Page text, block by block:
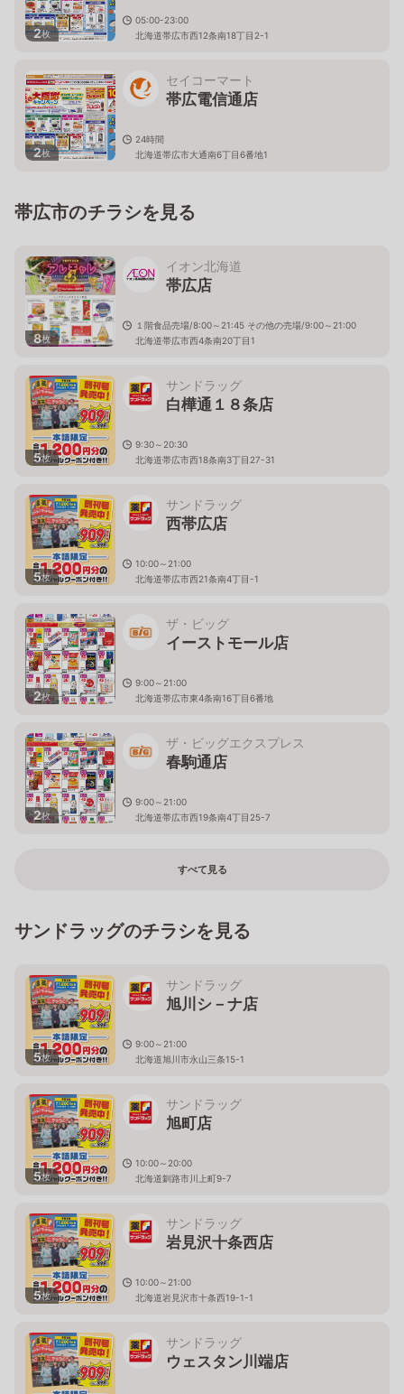
2枚
05:00-23:00
北海道帯広市西12条南18丁目2-1
2枚
セイコーマート
帯広電信通店
24時間
北海道帯広市大通南6丁目6番地1
帯広市のチラシを見る
8枚
イオン北海道
帯広店
１階食品売場/8:00～21:45 その他の売場/9:00～21:00
北海道帯広市西4条南20丁目1
5枚
サンドラッグ
白樺通１８条店
9:30～20:30
北海道帯広市西18条南3丁目27-31
5枚
サンドラッグ
西帯広店
10:00～21:00
北海道帯広市西21条南4丁目-1
2枚
ザ・ビッグ
イーストモール店
9:00～21:00
北海道帯広市東4条南16丁目6番地
2枚
ザ・ビッグエクスプレス
春駒通店
9:00～21:00
北海道帯広市西19条南4丁目25-7
すべて見る
サンドラッグのチラシを見る
5枚
サンドラッグ
旭川シ－ナ店
9:00～21:00
北海道旭川市永山三条15-1
5枚
サンドラッグ
旭町店
10:00～20:00
北海道釧路市川上町9-7
5枚
サンドラッグ
岩見沢十条西店
10:00～21:00
北海道岩見沢市十条西19-1-1
サンドラッグ
ウェスタン川端店